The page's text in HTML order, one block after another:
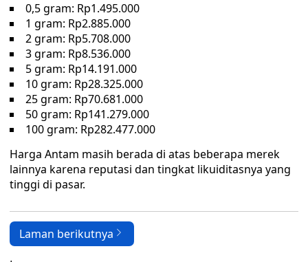
0,5 gram: Rp1.495.000
1 gram: Rp2.885.000
2 gram: Rp5.708.000
3 gram: Rp8.536.000
5 gram: Rp14.191.000
10 gram: Rp28.325.000
25 gram: Rp70.681.000
50 gram: Rp141.279.000
100 gram: Rp282.477.000
Harga Antam masih berada di atas beberapa merek
lainnya karena reputasi dan tingkat likuiditasnya yang
tinggi di pasar.
Laman berikutnya